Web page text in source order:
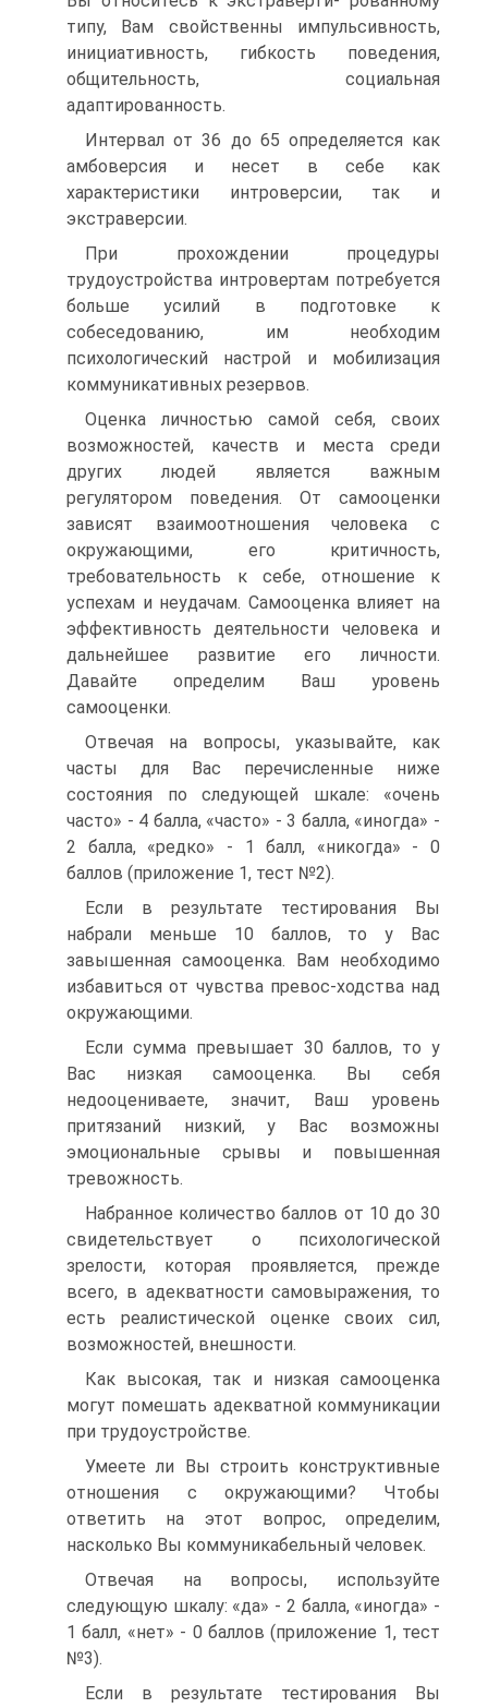
типу, Вам свойственны импульсивность,
инициативность, гибкость поведения,
общительность, социальная
адаптированность.
Интервал от 36 до 65 определяется как
амбоверсия и несет в себе как
характеристики интроверсии, так и
экстраверсии.
При прохождении процедуры
трудоустройства интровертам потребуется
больше усилий в подготовке к
собеседованию, им необходим
психологический настрой и мобилизация
коммуникативных резервов.
Оценка личностью самой себя, своих
возможностей, качеств и места среди
других людей является важным
регулятором поведения. От самооценки
зависят взаимоотношения человека с
окружающими, его критичность,
требовательность к себе, отношение к
успехам и неудачам. Самооценка влияет на
эффективность деятельности человека и
дальнейшее развитие его личности.
Давайте определим Ваш уровень
самооценки.
Отвечая на вопросы, указывайте, как
часты для Вас перечисленные ниже
состояния по следующей шкале: «очень
часто» - 4 балла, «часто» - 3 балла, «иногда» -
2 балла, «редко» - 1 балл, «никогда» - 0
баллов (приложение 1, тест №2).
Если в результате тестирования Вы
набрали меньше 10 баллов, то у Вас
завышенная самооценка. Вам необходимо
избавиться от чувства превос-ходства над
окружающими.
Если сумма превышает 30 баллов, то у
Вас низкая самооценка. Вы себя
недооцениваете, значит, Ваш уровень
притязаний низкий, у Вас возможны
эмоциональные срывы и повышенная
тревожность.
Набранное количество баллов от 10 до 30
свидетельствует о психологической
зрелости, которая проявляется, прежде
всего, в адекватности самовыражения, то
есть реалистической оценке своих сил,
возможностей, внешности.
Как высокая, так и низкая самооценка
могут помешать адекватной коммуникации
при трудоустройстве.
Умеете ли Вы строить конструктивные
отношения с окружающими? Чтобы
ответить на этот вопрос, определим,
насколько Вы коммуникабельный человек.
Отвечая на вопросы, используйте
следующую шкалу: «да» - 2 балла, «иногда» -
1 балл, «нет» - 0 баллов (приложение 1, тест
№3).
Если в результате тестирования Вы